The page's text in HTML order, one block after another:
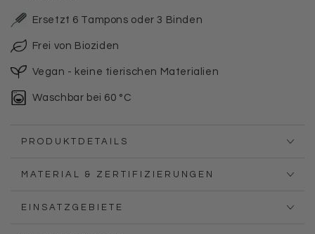
Ersetzt 6 Tampons oder 3 Binden
Frei von Bioziden
Vegan - keine tierischen Materialien
Waschbar bei 60 °C
PRODUKTDETAILS
MATERIAL & ZERTIFIZIERUNGEN
EINSATZGEBIETE